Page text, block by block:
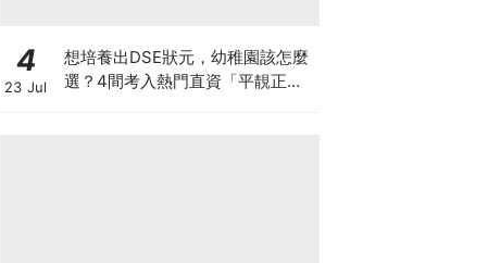
4
23 Jul
想培養出DSE狀元，幼稚園該怎麼
選？4間考入熱門直資「平靚正」